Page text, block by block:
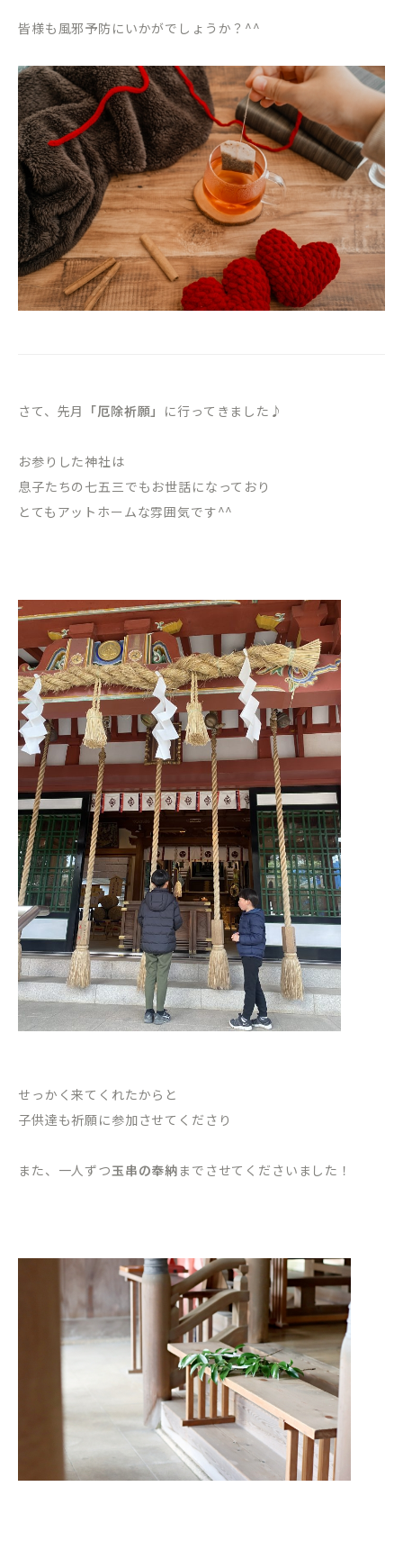
皆様も風邪予防にいかがでしょうか？^^
さて、先月 「厄除祈願」 に行ってきました♪
お参りした神社は
息子たちの七五三でもお世話になっており
とてもアットホームな雰囲気です^^
せっかく来てくれたからと
子供達も祈願に参加させてくださり
また、一人ずつ玉串の奉納までさせてくださいました！